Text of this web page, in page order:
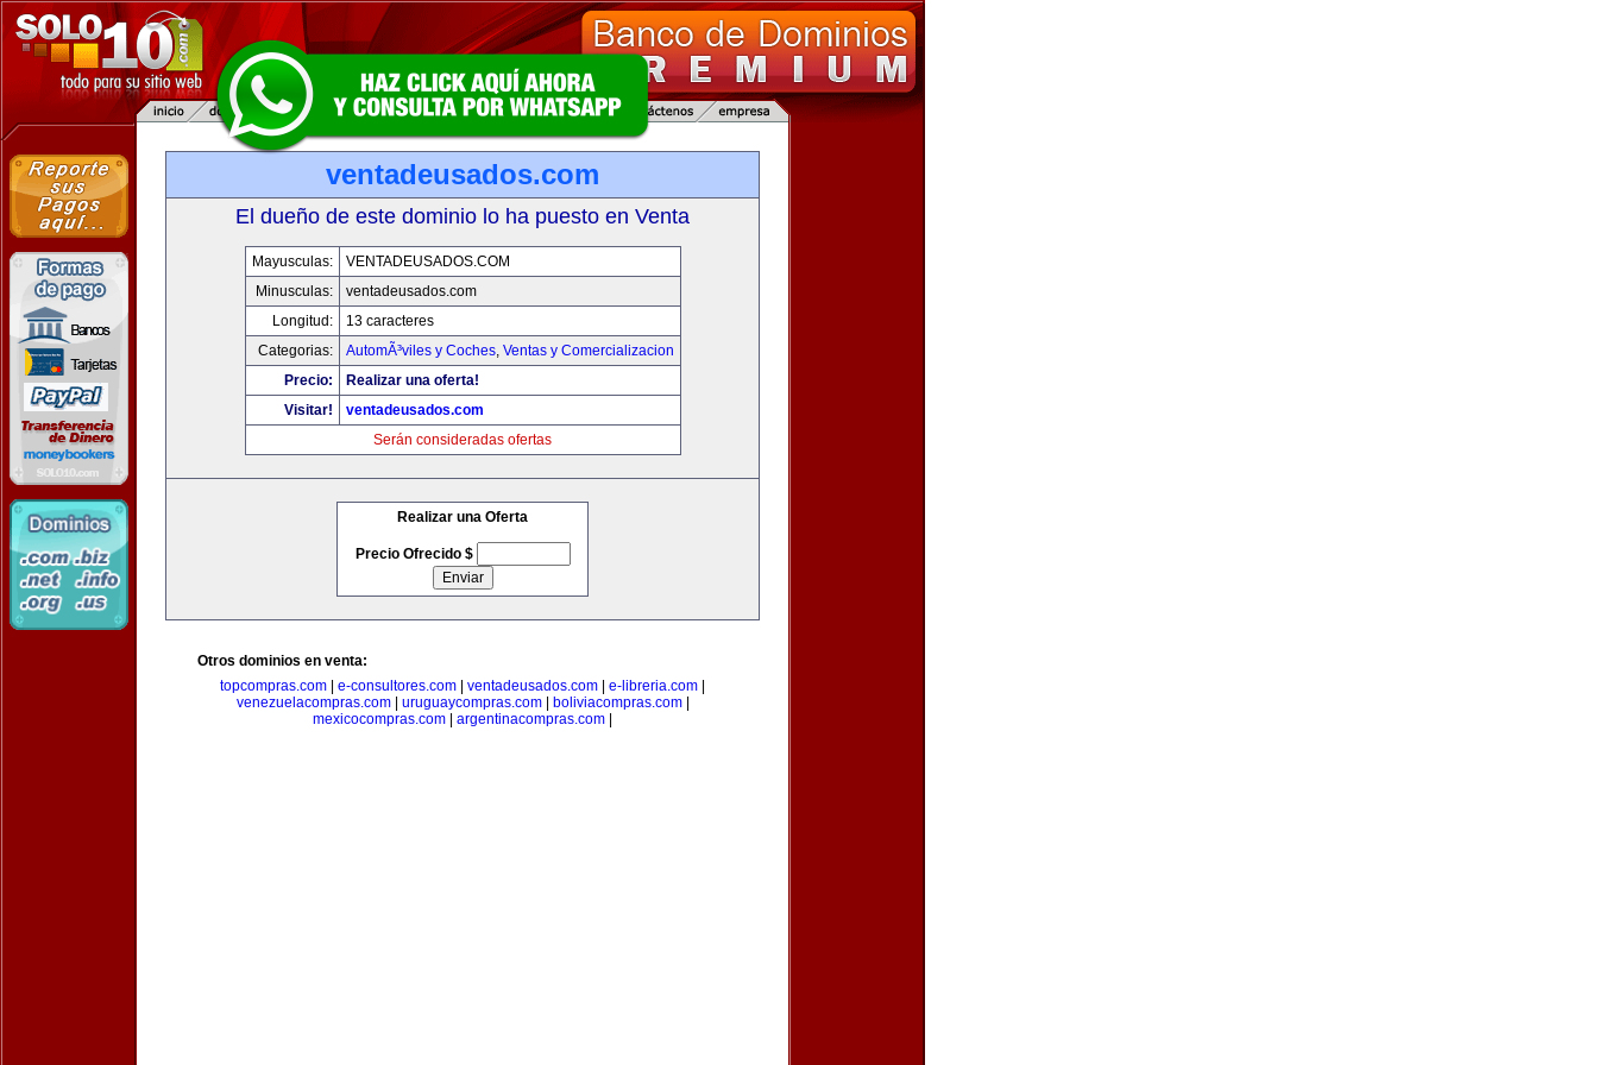
ventadeusados.com
El dueño de este dominio lo ha puesto en Venta
Mayusculas:
VENTADEUSADOS.COM
Minusculas:
ventadeusados.com
Longitud:
13 caracteres
Categorias:
AutomÃ³viles y Coches, Ventas y Comercializacion
Precio:
Realizar una oferta!
Visitar!
ventadeusados.com
Serán consideradas ofertas
Realizar una Oferta
Precio Ofrecido $
Otros dominios en venta:
topcompras.com
e-consultores.com ventadeusados.com e-libreria.com
venezuelacompras.com| uruguaycompras.com| boliviacompras.com|
mexicocompras.com
argentinacompras.com